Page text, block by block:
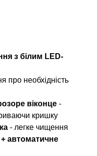
з білим LED-
про необхідність
віконце -
кришку
- легке чищення
автоматичне